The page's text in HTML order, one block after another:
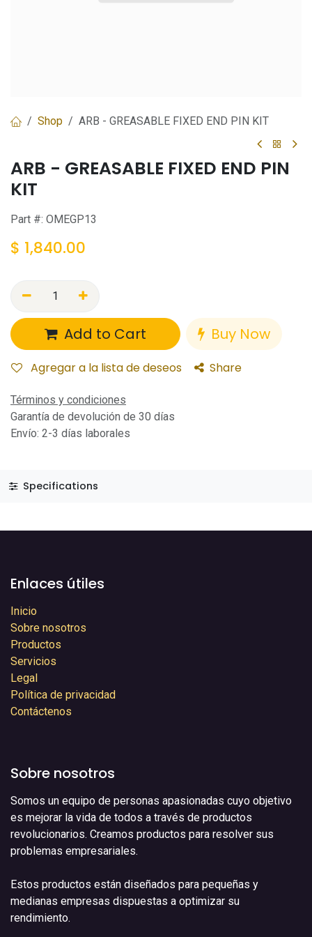
Shop ARB - GREASABLE FIXED END PIN KIT
ARB - GREASABLE FIXED END PIN
KIT
Part #: OMEGP13
$ 1,840.00
Add to Cart Buy Now
Agregar a la lista de deseos Share
Términos y condiciones
Garantía de devolución de 30 días
Envío: 2-3 días laborales
Specifications
Enlaces útiles
Inicio
Sobre nosotros
Productos
Servicios
Legal
Política de privacidad
Contáctenos
Sobre nosotros
Somos un equipo de personas apasionadas cuyo objetivo
es mejorar la vida de todos a través de productos
revolucionarios. Creamos productos para resolver sus
problemas empresariales.
Estos productos están diseñados para pequeñas y
medianas empresas dispuestas a optimizar su
rendimiento.